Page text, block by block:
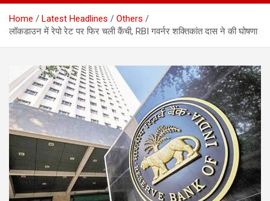
Home Latest Headlines
Others
लॉकडाउन में रेपो रेट पर फिर चली कैंची, RBI गवर्नर शक्तिकांत दास ने की घोषणा